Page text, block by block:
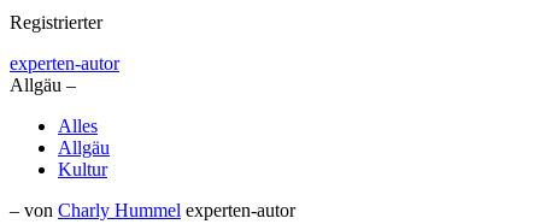
Registrierter
experten-autor
Allgäu –
Alles
Allgäu
Kultur
– von Charly Hummel experten-autor